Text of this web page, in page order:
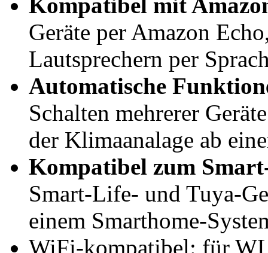
Geräte per Amazon
Lautsprechern per
Automatische
Schalten mehrerer
der Klimaanalage ab
Kompatibel zum
Smart-Life- und Tuya-
einem Smarthome-
WiFi-kompatibel: für